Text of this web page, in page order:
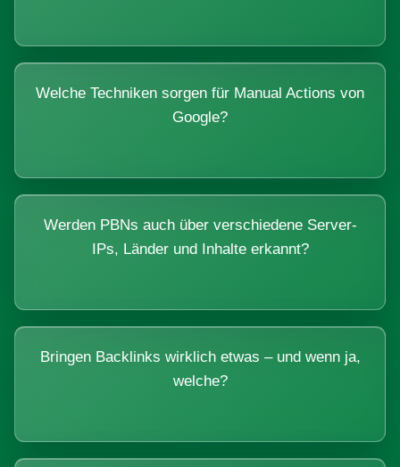
Welche Techniken sorgen für Manual Actions von
Google?
Werden PBNs auch über verschiedene Server-
IPs, Länder und Inhalte erkannt?
Bringen Backlinks wirklich etwas – und wenn ja,
welche?